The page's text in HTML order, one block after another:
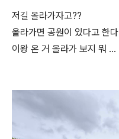
저길 올라가자고??
올라가면 공원이 있다고 한다
이왕 온 거 올라가 보지 뭐 …